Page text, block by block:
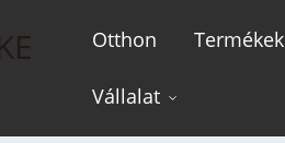
Otthon Termékek
Vállalat